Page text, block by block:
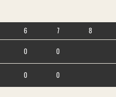
6 7 8
0 0
0 0